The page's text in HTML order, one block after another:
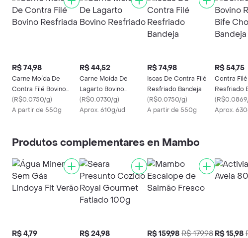
R$ 74,98
Carne Moída De
Contra Filé Bovino
Resfriada
(R$0.0750/g)
A partir de 550g
R$ 44,52
Carne Moída De
Lagarto Bovino
Resfriado
(R$0.0730/g)
Aprox. 610g/ud
R$ 74,98
Iscas De Contra Filé
Resfriado Bandeja
(R$0.0750/g)
A partir de 550g
R$ 54,75
Contra
Resfriado
Bandeja
(
Aprox.
Produtos complementares en Mambo
R$ 4,79 R$ 24,98 R$ 159,98 R$ 179,98 R$ 15,98